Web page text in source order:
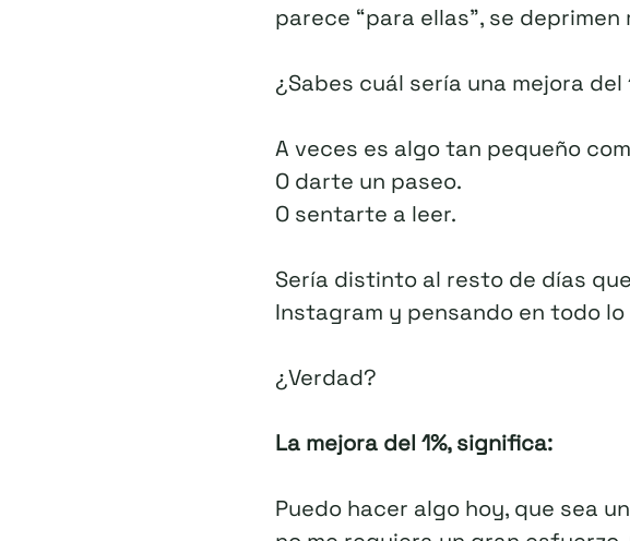
parece “para ellas”, se deprimen
¿Sabes cuál sería una mejora del
A veces es algo tan pequeño
O darte un paseo.
O sentarte a leer.
Sería distinto al resto de días
Instagram y pensando en todo
¿Verdad?
La mejora del 1%, significa:
Puedo hacer algo hoy, que sea